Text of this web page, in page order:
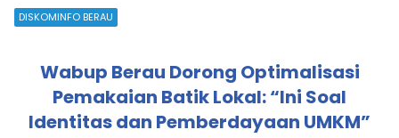
DISKOMINFO BERAU
Wabup Berau Dorong Optimalisasi
Pemakaian Batik Lokal: “Ini Soal
Identitas dan Pemberdayaan UMKM”